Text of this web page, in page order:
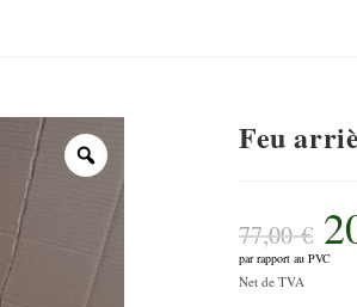
Feu
77,00€
Le
prix
était :
par rapport au PVC
Le
Net de TVA